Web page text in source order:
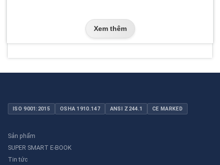
Xem thêm
ISO 9001:2015 OSHA 1910.147 ANSI Z244.1 CE MARKED
Sản phẩm
SUPER SMART E-BOOK
Tin tức